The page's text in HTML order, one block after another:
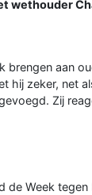
wethouder
brengen aan
hij zeker, net
Zij
Week tegen